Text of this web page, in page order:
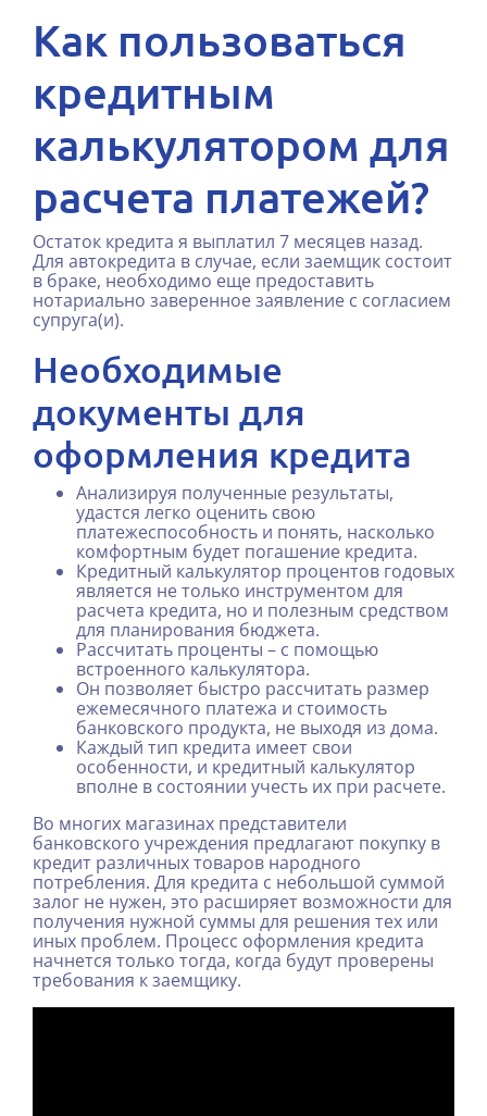
Как пользоваться
кредитным
калькулятором для
расчета платежей?
Остаток кредита я выплатил 7 месяцев назад.
Для автокредита в случае, если заемщик состоит
в браке, необходимо еще предоставить
нотариально заверенное заявление с согласием
супруга(и).
Необходимые
документы для
оформления кредита
Анализируя полученные результаты,
удастся легко оценить свою
платежеспособность и понять, насколько
комфортным будет погашение кредита.
Кредитный калькулятор процентов годовых
является не только инструментом для
расчета кредита, но и полезным средством
для планирования бюджета.
Рассчитать проценты – с помощью
встроенного калькулятора.
Он позволяет быстро рассчитать размер
ежемесячного платежа и стоимость
банковского продукта, не выходя из дома.
Каждый тип кредита имеет свои
особенности, и кредитный калькулятор
вполне в состоянии учесть их при расчете.
Во многих магазинах представители
банковского учреждения предлагают покупку в
кредит различных товаров народного
потребления. Для кредита с небольшой суммой
залог не нужен, это расширяет возможности для
получения нужной суммы для решения тех или
иных проблем. Процесс оформления кредита
начнется только тогда, когда будут проверены
требования к заемщику.